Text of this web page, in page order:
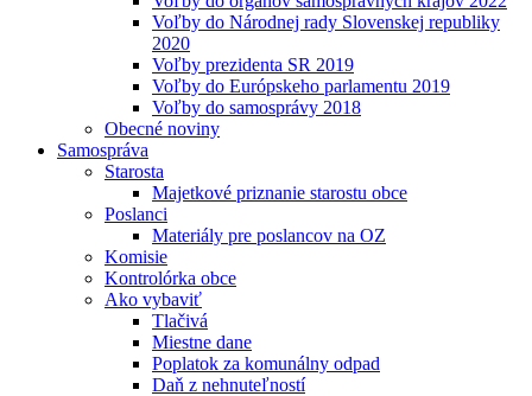
Voľby do Národnej rady Slovenskej republiky
2020
Voľby prezidenta SR 2019
Voľby do Európskeho parlamentu 2019
Voľby do samosprávy 2018
Obecné noviny
Samospráva
Starosta
Majetkové priznanie starostu obce
Poslanci
Materiály pre poslancov na OZ
Komisie
Kontrolórka obce
Ako vybaviť
Tlačivá
Miestne dane
Poplatok za komunálny odpad
Daň z nehnuteľností